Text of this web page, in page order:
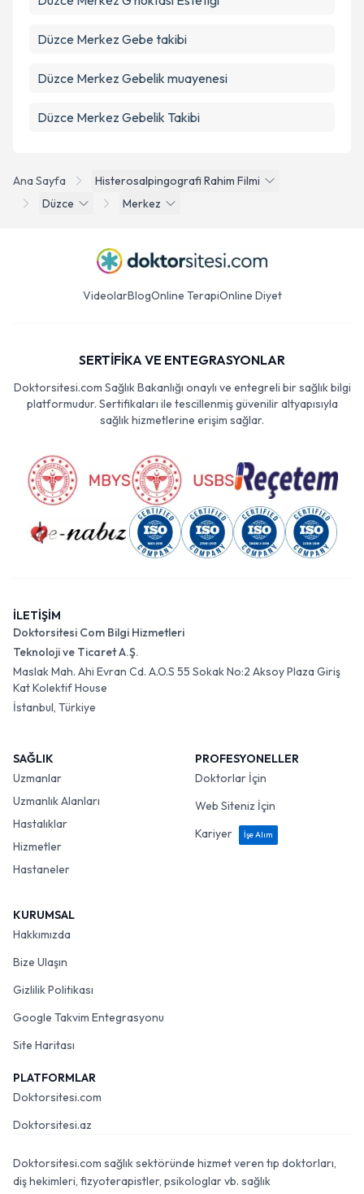
Ana Sayfa
Histerosalpingografi Rahim Filmi
Düzce
Merkez
Düzce Merkez Gebe takibi
Düzce Merkez Gebelik muayenesi
Düzce Merkez Gebelik Takibi
VideolarBlogOnline TerapiOnline Diyet
SERTİFİKA VE ENTEGRASYONLAR
Doktorsitesi.com Sağlık Bakanlığı onaylı ve entegreli bir sağlık bilgi
platformudur. Sertifikaları ile tescillenmiş güvenilir altyapısıyla
sağlık hizmetlerine erişim sağlar.
İLETİŞİM
Doktorsitesi Com Bilgi Hizmetleri
Teknoloji ve Ticaret A.Ş.
Maslak Mah. Ahi Evran Cd. A.O.S 55 Sokak No:2 Aksoy Plaza Giriş
Kat Kolektif House
İstanbul, Türkiye
SAĞLIK
Uzmanlar
Uzmanlık Alanları
Hastalıklar
Hizmetler
Hastaneler
PROFESYONELLER
Doktorlar İçin
Web Siteniz İçin
Kariyer
İşe Alım
KURUMSAL
Hakkımızda
Bize Ulaşın
Gizlilik Politikası
Google Takvim Entegrasyonu
Site Haritası
PLATFORMLAR
Doktorsitesi.com
Doktorsitesi.az
Doktorsitesi.com sağlık sektöründe hizmet veren tıp doktorları,
diş hekimleri, fizyoterapistler, psikologlar vb. sağlık